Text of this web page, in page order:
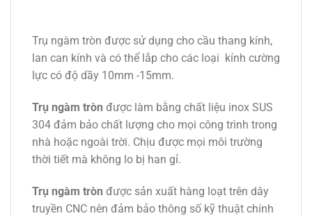
Trụ ngàm tròn được sử dụng cho cầu thang kính,
lan can kính và có thể lắp cho các loại kính cường
lực có độ dầy 10mm -15mm.
Trụ ngàm tròn được làm bằng chất liệu inox SUS
304 đảm bảo chất lượng cho mọi công trình trong
nhà hoặc ngoài trời. Chịu được mọi môi trường
thời tiết mà không lo bị han gỉ.
Trụ ngàm tròn được sản xuất hàng loạt trên dây
truyền CNC nên đảm bảo thông số kỹ thuật chính